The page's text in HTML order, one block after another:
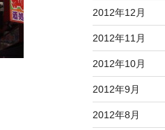
2012年12月
2012年11月
2012年10月
2012年9月
2012年8月